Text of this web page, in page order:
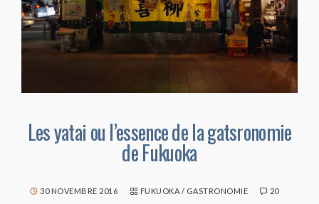
Les yatai ou l’essence de la gatsronomie
de Fukuoka
30 NOVEMBRE 2016 FUKUOKA / GASTRONOMIE 20